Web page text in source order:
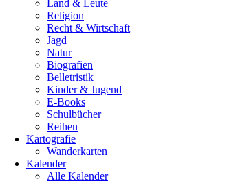
Land & Leute
Religion
Recht & Wirtschaft
Jagd
Natur
Biografien
Belletristik
Kinder & Jugend
E-Books
Schulbücher
Reihen
Kartografie
Wanderkarten
Kalender
Alle Kalender